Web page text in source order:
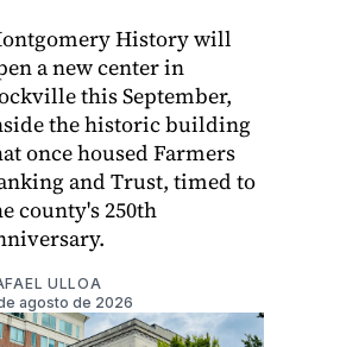
History will
a new center in
this September,
the historic building
once housed Farmers
and Trust, timed to
county's 250th
ULLOA
agosto de 2026